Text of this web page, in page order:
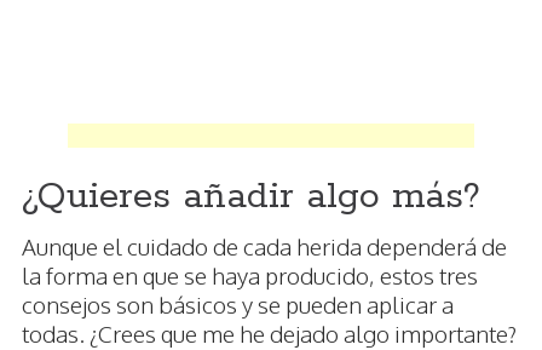
¿Quieres añadir algo más?
Aunque el cuidado de cada herida dependerá de
la forma en que se haya producido, estos tres
consejos son básicos y se pueden aplicar a
todas. ¿Crees que me he dejado algo importante?